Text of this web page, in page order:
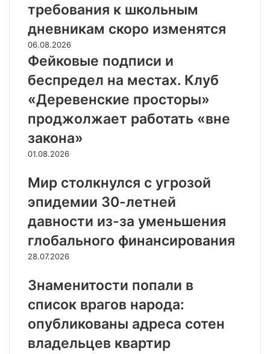
требования к школьным
дневникам скоро изменятся
06.08.2026
Фейковые подписи и
беспредел на местах. Клуб
«Деревенские просторы»
проджолжает работать «вне
закона»
01.08.2026
Мир столкнулся с угрозой
эпидемии 30-летней
давности из-за уменьшения
глобального финансирования
28.07.2026
Знаменитости попали в
список врагов народа:
опубликованы адреса сотен
владельцев квартир